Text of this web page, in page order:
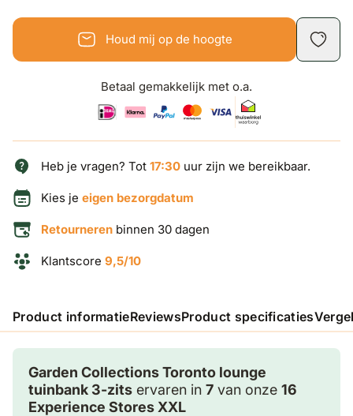
Houd mij op de hoogte
Betaal gemakkelijk met o.a.
Heb je vragen? Tot 17:30 uur zijn we bereikbaar.
Kies je eigen bezorgdatum
Retourneren binnen 30 dagen
Klantscore 9,5/10
Product informatieReviewsProduct specificaties
Garden Collections Toronto lounge
tuinbank 3-zits ervaren in 7 van onze 16
Experience Stores XXL